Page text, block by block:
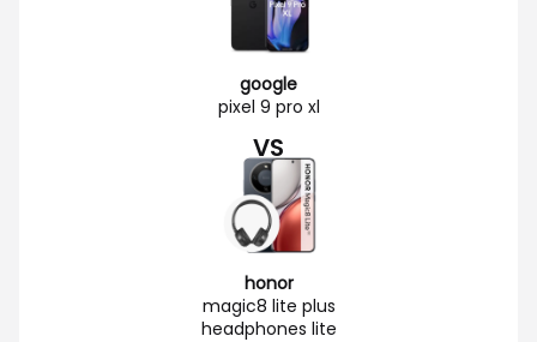
google
pixel 9 pro xl
VS
honor
magic8 lite plus
headphones lite